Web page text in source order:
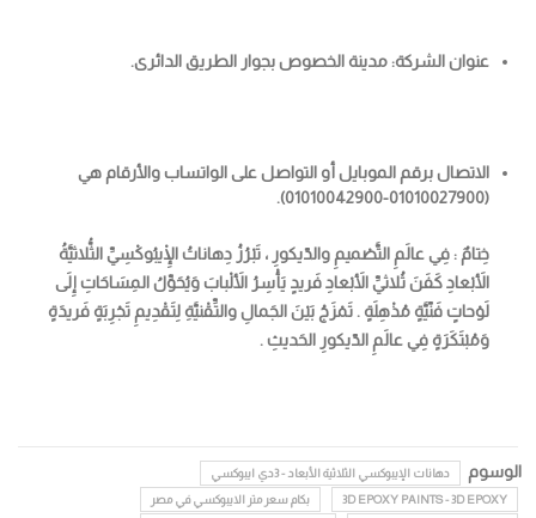
عنوان الشركة: مدينة الخصوص بجوار الطريق الدائرى.
الاتصال برقم الموبايل أو التواصل على الواتساب والأرقام هي
(01010027900-01010042900).
خِتامٌ : فِي عالَمِ التَّصْميمِ والدّيكورِ ، تَبْرُزُ دِهاناتُ الْإِيبُوكْسِيِّ الثُّلاثيَّةُ
الأَبْعادِ كَفَنَ ثُلاثيِّ الأَبْعادِ فَريدٍ يَأْسِرُ الأَلْبابَ وَيُحَوِّلُ المِسَاحَاتِ إِلَى
لَوْحاتٍ فَنّيَّةٍ مُذْهِلَةٍ . تَمْزَجُ بَيْنَ الجَمالِ والتِّقْنيَّةِ لِتَقْدِيمِ تَجْرِبَةٍ فَريدَةٍ
وَمُبْتَكَرَةٍ فِي عالَمِ الدّيكورِ الحَديثِ .
الوسوم
دهانات الإيبوكسي الثلاثية الأبعاد - 3دي ايبوكسي
3D EPOXY PAINTS - 3D EPOXY
بكام سعر متر الايبوكسي في مصر